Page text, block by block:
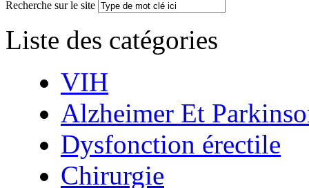
Recherche sur le site
Liste des catégories
VIH
Alzheimer Et
Dysfonction érectile
Chirurgie